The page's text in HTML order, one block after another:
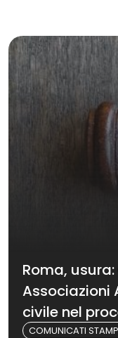
Roma,
Associazioni
civile nel
COMUNICATI